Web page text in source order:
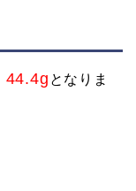
44.4g となりま